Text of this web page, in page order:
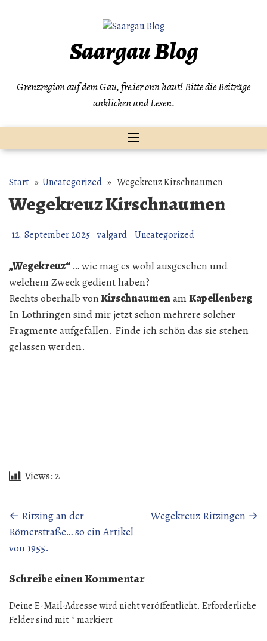
Saargau Blog
Grenzregion auf dem Gau, fre.ier onn haut! Bitte die Beiträge
anklicken und Lesen.
Start » Uncategorized » Wegekreuz Kirschnaumen
Wegekreuz Kirschnaumen
12. September 2025 valgard Uncategorized
„Wegekreuz“ … wie mag es wohl ausgesehen und
welchem Zweck gedient haben?
Rechts oberhalb vonKirschnaumen amKapellenberg
In Lothringen sind mir jetzt schon mehrere solcher
Fragmente aufgefallen. Finde ich schön das sie stehen
gelassen werden.
Views:2
Beitragsnavigation
← Ritzing an der
Römerstraße… so ein Artikel
von 1955.
Wegekreuz Ritzingen →
Schreibe einen Kommentar
Deine E-Mail-Adresse wird nicht veröffentlicht. Erforderliche
Felder sind mit* markiert